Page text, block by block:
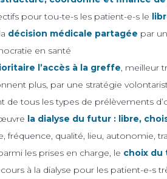
pour tou-te-s les patient-e-s le
décision médicale partagée par
en santé
l’accès à la greffe, meilleur
plus, par une stratégie
de tous les types de prélèvements
la dialyse du futur : libre,
fréquence, qualité, lieu, autonomie,
les prises en charge, le choix du
à la dialyse pour les patient-e-s